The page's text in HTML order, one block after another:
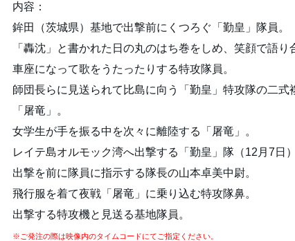
内容：
鉾田（茨城県）基地で出撃前にくつろぐ「勤皇」隊員。
「轟沈」と書かれた日の丸のはち巻をしめ、笑顔で語り
車座になって歌をうたったりする特攻隊員。
師団長らに見送られて比島に向う「勤皇」特攻隊の二式
「屠竜」。
女学生が手を振る中を次々に離陸する「屠竜」。
レイテ島オルモック湾へ出撃する「勤皇」隊（12月7日）
出撃を前に隊員に指示する隊長の山本卓美中尉。
飛行服を着て夜戦「屠竜」に乗り込む特攻隊鼻。
出撃する特攻機と見送る基地隊員。
※ご発注の際は映像内のタイムコードにてご指定ください。